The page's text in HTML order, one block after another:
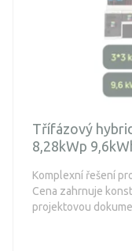
Třífázový
8,28kWp
Komplexní řešení
Cena zahrnuje
projektovou